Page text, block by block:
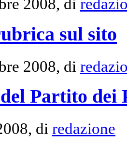
2008, di
sul sito
2008, di
Partito dei
di redazione